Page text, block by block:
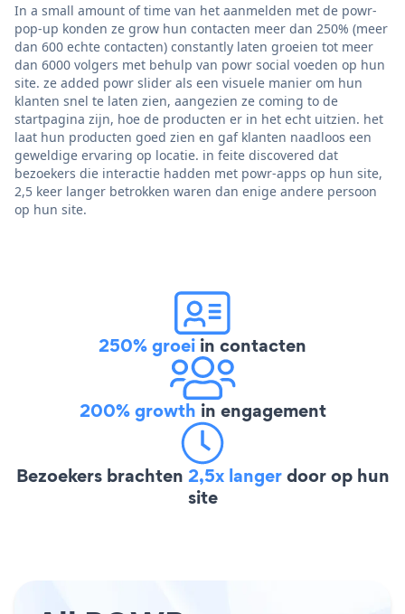
In a small amount of time van het aanmelden met de powr-
pop-up konden ze grow hun contacten meer dan 250% (meer
dan 600 echte contacten) constantly laten groeien tot meer
dan 6000 volgers met behulp van powr social voeden op hun
site. ze added powr slider als een visuele manier om hun
klanten snel te laten zien, aangezien ze coming to de
startpagina zijn, hoe de producten er in het echt uitzien. het
laat hun producten goed zien en gaf klanten naadloos een
geweldige ervaring op locatie. in feite discovered dat
bezoekers die interactie hadden met powr-apps op hun site,
2,5 keer langer betrokken waren dan enige andere persoon
op hun site.
250% groei in contacten
200% growth in engagement
Bezoekers brachten 2,5x langerdoor op hun
site